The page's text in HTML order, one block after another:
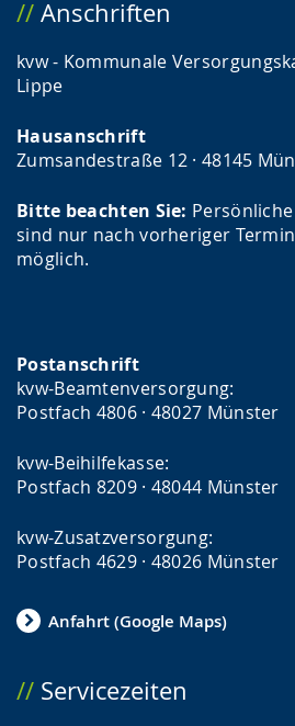
Anschriften
kvw - Kommunale
Lippe
Hausanschrift
Zumsandestraße 12 · 48145
Bitte beachten Sie:
sind nur nach vorheriger
möglich.
Postanschrift
kvw-Beamtenversorgung:
Postfach 4806 · 48027 Münster
kvw-Beihilfekasse:
Postfach 8209 · 48044 Münster
kvw-Zusatzversorgung:
Postfach 4629 · 48026 Münster
Anfahrt (Google Maps)
Servicezeiten